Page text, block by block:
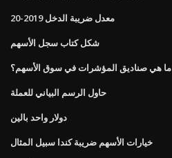
معدل ضريبة الدخل 2019-20
شكل كتاب سجل الأسهم
ما هي صناديق المؤشرات في سوق الأسهم؟
حاول الرسم البياني للعملة
دولار واحد بالين
خيارات الأسهم ضريبة كندا سبيل المثال